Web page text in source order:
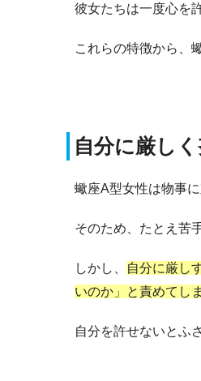
彼女たちは一度心を
これらの特徴から、
自分に厳し
蠍座A型女性は物事
そのため、たとえ苦
しかし、
自分に厳し
いのか」と責めてし
自分を許せないとふ